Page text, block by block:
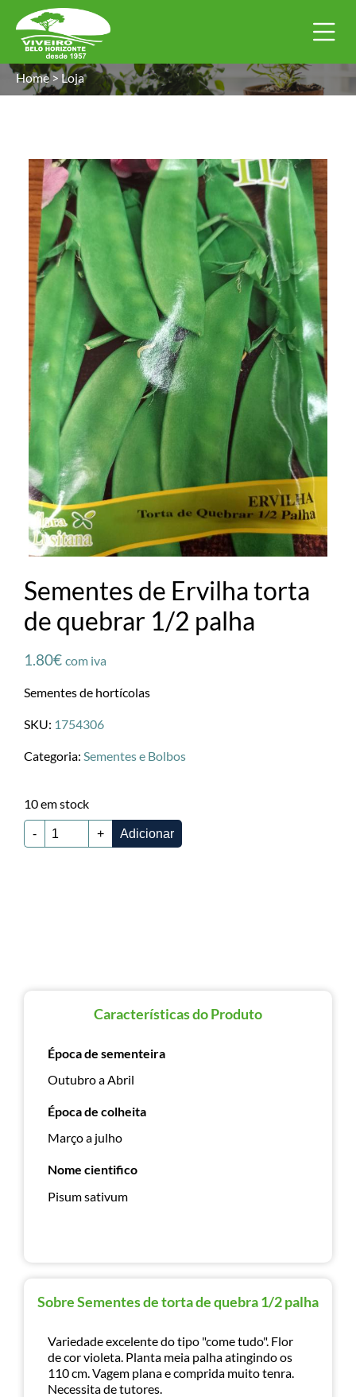
Home> Loja
Sementes de Ervilha torta
de quebrar 1/2 palha
1.80€ com iva
Sementes de hortícolas
SKU: 1754306
Categoria: Sementes e Bolbos
10 em stock
- + Adicionar
Características do Produto
Época de sementeira
Outubro a Abril
Época de colheita
Março a julho
Nome cientifico
Pisum sativum
Sobre Sementes de torta de quebra 1/2 palha
Variedade excelente do tipo "come tudo". Flor
de cor violeta. Planta meia palha atingindo os
110 cm. Vagem plana e comprida muito tenra.
Necessita de tutores.